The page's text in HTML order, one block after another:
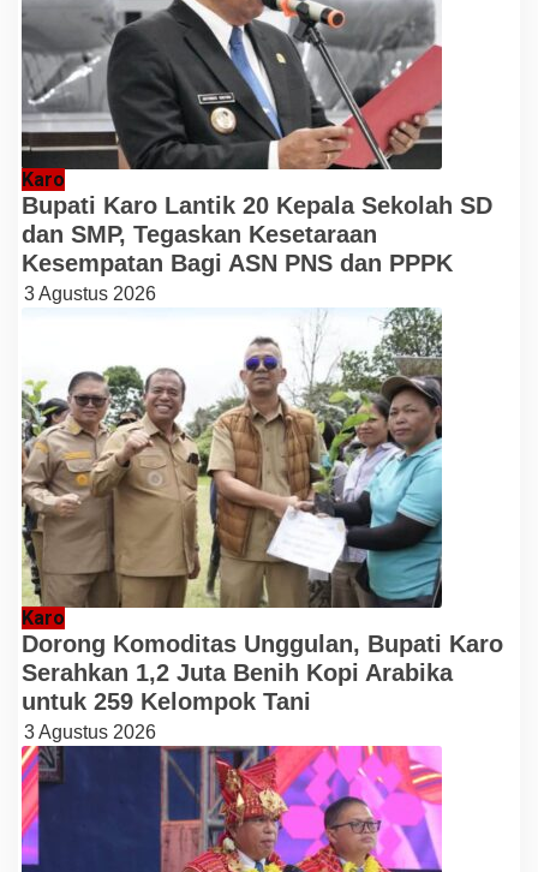
Karo
Bupati Karo Lantik 20 Kepala Sekolah SD
dan SMP, Tegaskan Kesetaraan
Kesempatan Bagi ASN PNS dan PPPK
3 Agustus 2026
Karo
Dorong Komoditas Unggulan, Bupati Karo
Serahkan 1,2 Juta Benih Kopi Arabika
untuk 259 Kelompok Tani
3 Agustus 2026